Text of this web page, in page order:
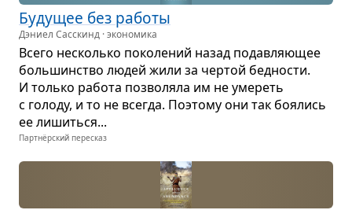
Буду­щее без работы
Дэниел Сасскинд · экономика
Всего несколько поко­ле­ний назад подав­ля­ю­щее
боль­шин­ство людей жили за чер­той бед­но­сти.
И только работа поз­во­ляла им не уме­реть
с голоду, и то не все­гда. Поэтому они так боя­лись
ее лишиться...
Партнёрский пересказ